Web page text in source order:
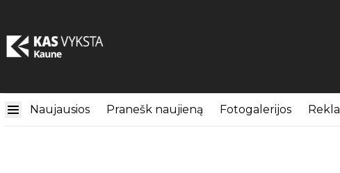
Naujausios Pranešk naujieną Fotogalerijos